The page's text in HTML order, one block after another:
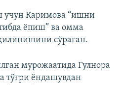
учун Каримова “ишни
ëпиш” ва омма
сўраган.
мурожаатида Гулнора
тўғри ëндашувдан